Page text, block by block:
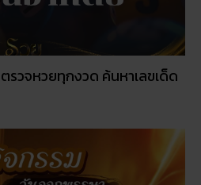
วจหวยทุกงวด ค้นหาเลขเด็ด